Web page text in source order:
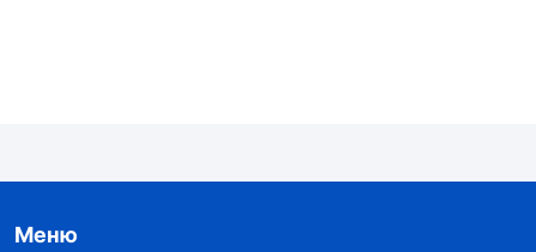
Меню